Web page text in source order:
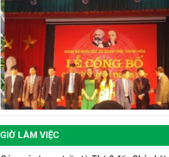
GIỜ LÀM VIỆC